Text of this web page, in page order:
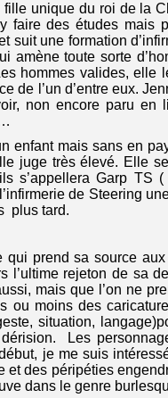
unique du roi de la
faire des études mais
suit une formation
amène toute sorte
hommes valides, elle
de l’un d’entre eux.
non encore paru en
enfant mais sans en
juge très élevé. Elle
s’appellera Garp TS
de Steering
plus tard.
qui prend sa source
l’ultime rejeton de sa
mais que l’on ne
ou moins des
situation,
Les
je me suis
et des péripéties
dans le genre